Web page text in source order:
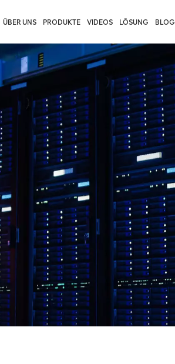
ÜBER UNS PRODUKTE VIDEOS LÖSUNG BLOG